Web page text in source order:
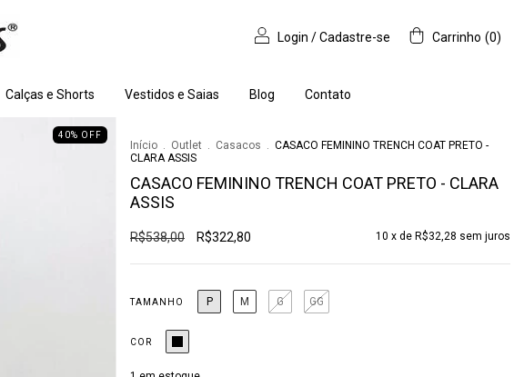
Login /Cadastre-se Carrinho (0)
Calças e Shorts Vestidos e Saias Blog Contato
40% OFF
Início . Outlet . Casacos . CASACO FEMININO TRENCH COAT PRETO -
CLARA ASSIS
CASACO FEMININO TRENCH COAT PRETO - CLARA
ASSIS
R$538,00 R$322,80 10 x de R$32,28 sem juros
TAMANHO P M G GG
COR